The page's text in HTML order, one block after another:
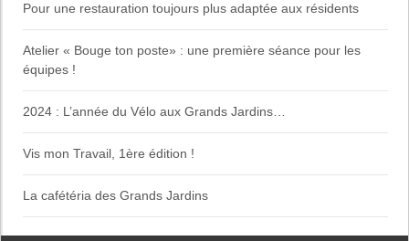
Pour une restauration toujours plus adaptée aux résidents
Atelier « Bouge ton poste» : une première séance pour les
équipes !
2024 : L’année du Vélo aux Grands Jardins…
Vis mon Travail, 1ère édition !
La cafétéria des Grands Jardins